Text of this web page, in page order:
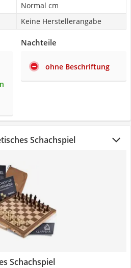
Normal cm
Keine Herstellerangabe
Nachteile
ohne Beschriftung
Schachspiel
Schachspiel